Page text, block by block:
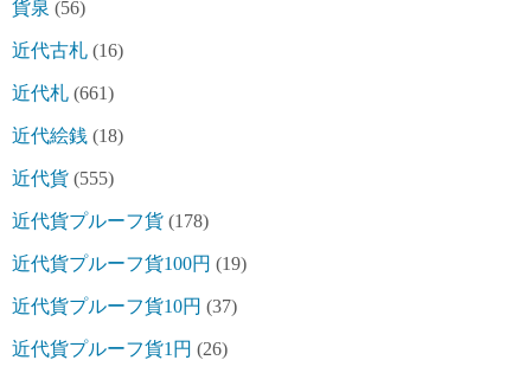
貨泉 (56)
近代古札 (16)
近代札 (661)
近代絵銭 (18)
近代貨 (555)
近代貨プルーフ貨 (178)
近代貨プルーフ貨100円 (19)
近代貨プルーフ貨10円 (37)
近代貨プルーフ貨1円 (26)